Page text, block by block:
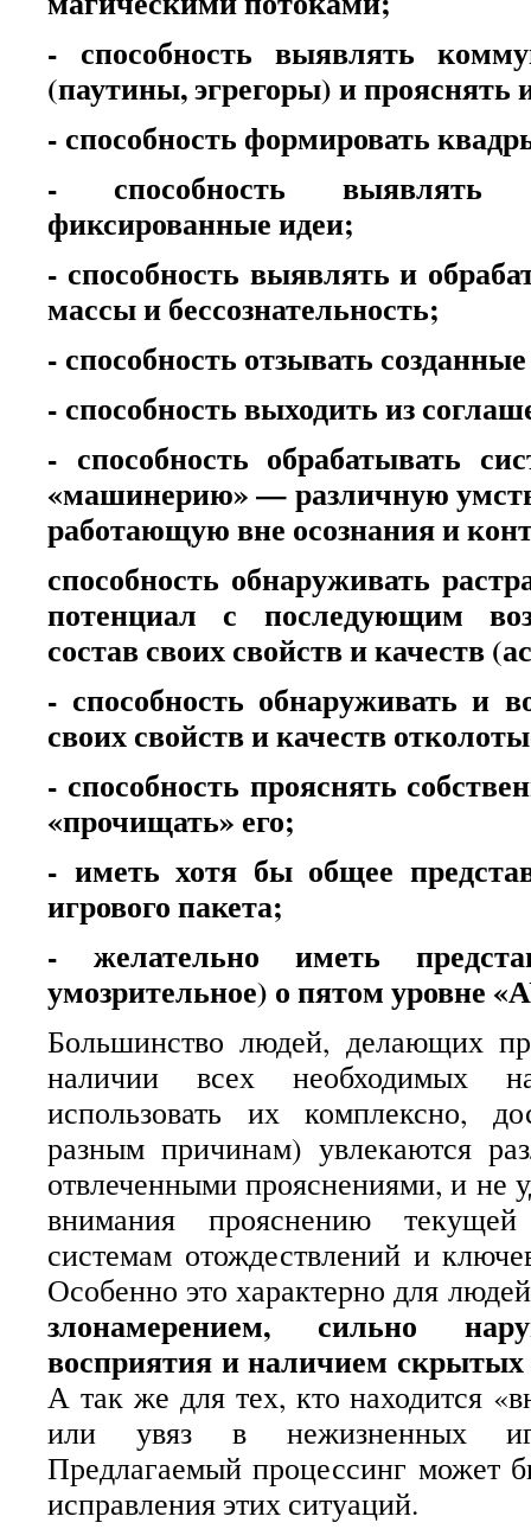
- способность выявлять
(паутины, эгрегоры) и прояснять
- способность формировать
- способность выявлять
фиксированные идеи;
- способность выявлять и
массы и бессознательность;
- способность отзывать
- способность выходить из
- способность обрабатывать
«машинерию» — различную
работающую вне осознания и
способность обнаруживать
потенциал с последующим
состав своих свойств и качеств
- способность обнаруживать и
своих свойств и качеств
- способность прояснять
«прочищать» его;
- иметь хотя бы общее
игрового пакета;
- желательно иметь
умозрительное) о пятом уровне
Большинство людей, делающих
наличии всех необходимых
использовать их комплексно,
разным причинам) увлекаются
отвлеченными прояснениями, и не
внимания прояснению
системам отождествлений и
Особенно это характерно для
злонамерением, сильно
восприятия и наличием скрытых
А так же для тех, кто находится
или увяз в нежизненных
Предлагаемый процессинг может
исправления этих ситуаций.